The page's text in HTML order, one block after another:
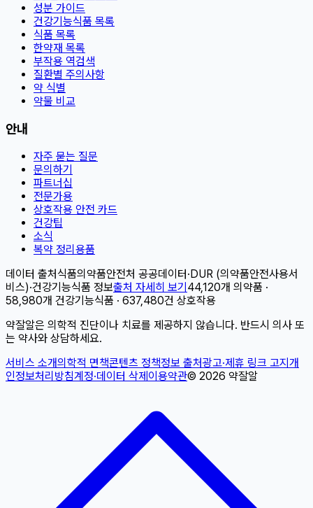
성분 가이드
건강기능식품 목록
식품 목록
한약재 목록
부작용 역검색
질환별 주의사항
약 식별
약물 비교
안내
자주 묻는 질문
문의하기
파트너십
전문가용
상호작용 안전 카드
건강팁
소식
복약 정리용품
데이터 출처 식품의약품안전처 공공데이터 · DUR (의약품안전사용서
비스)·건강기능식품 정보출처 자세히 보기 44,120개 의약품 ·
58,980개 건강기능식품 · 637,480건 상호작용
약잘알은 의학적 진단이나 치료를 제공하지 않습니다. 반드시 의사 또
는 약사와 상담하세요.
서비스 소개의학적 면책콘텐츠 정책정보 출처광고·제휴 링크 고지 개
인정보처리방침계정·데이터 삭제 이용약관© 2026 약잘알